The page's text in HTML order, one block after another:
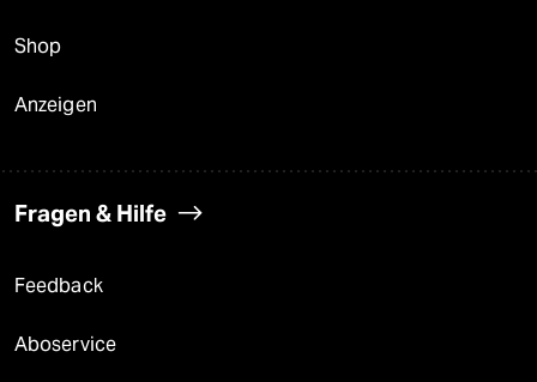
Shop
Anzeigen
Fragen & Hilfe
Feedback
Aboservice